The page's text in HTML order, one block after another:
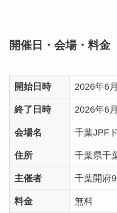
開催日・会場・料金
開始日時 2026年6
終了日時 2026年6
会場名 千葉JPF
住所 千葉県千
主催者 千葉開府
料金 無料